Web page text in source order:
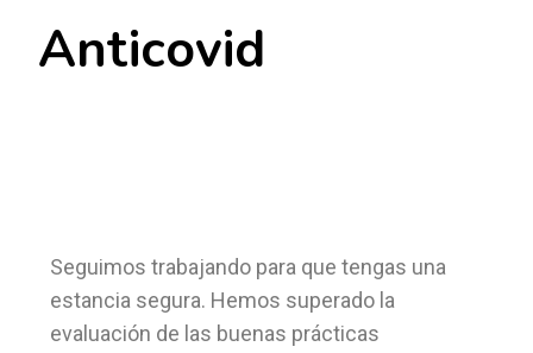
Anticovid
Seguimos trabajando para que tengas una
estancia segura. Hemos superado la
evaluación de las buenas prácticas